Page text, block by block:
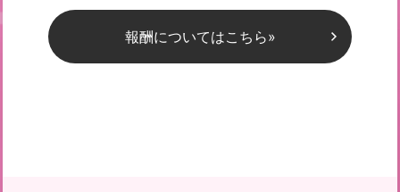
報酬についてはこちら»